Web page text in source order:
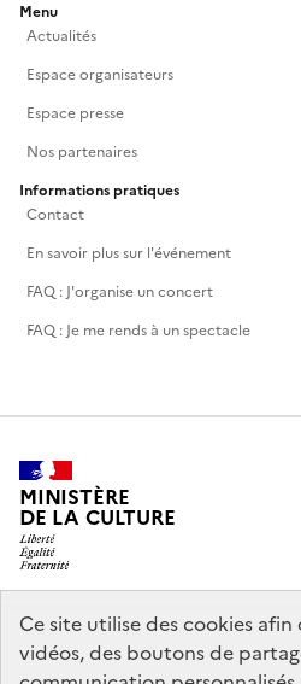
Ce site utilise des cookies
vidéos, des boutons de
Menu
Actualités
Espace organisateurs
Espace presse
Nos partenaires
Informations pratiques
Contact
En savoir plus sur l'événement
FAQ : J'organise un concert
FAQ : Je me rends à un spectacle
MINISTÈRE
DE LA CULTURE
legifrance.gouv.fr